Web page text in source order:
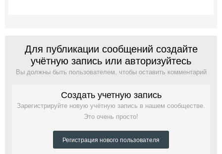
Для публикации сообщений создайте
учётную запись или авторизуйтесь
Вы должны быть пользователем, чтобы оставить комментарий
Создать учетную запись
Зарегистрируйте новую учётную запись в нашем сообществе.
Это очень просто!
Регистрация нового пользователя